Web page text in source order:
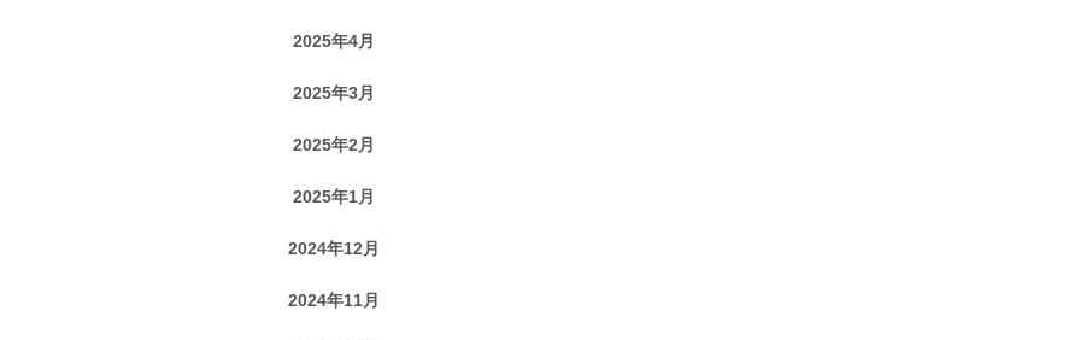
2025年4月
2025年3月
2025年2月
2025年1月
2024年12月
2024年11月